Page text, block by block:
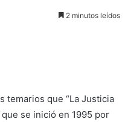
2 minutos leídos
temarios que “La Justicia
se inició en 1995 por